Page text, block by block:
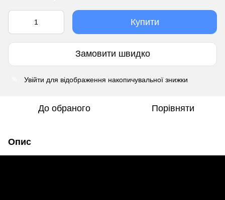
Купити
Замовити швидко
Увійти для відображення накопичувальної знижки
До обраного Порівняти
Опис